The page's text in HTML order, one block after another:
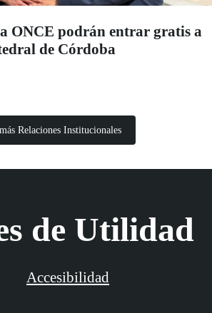
ONCE podrán entrar gratis a
de Córdoba
Relaciones Institucionales
de Utilidad
Accesibilidad